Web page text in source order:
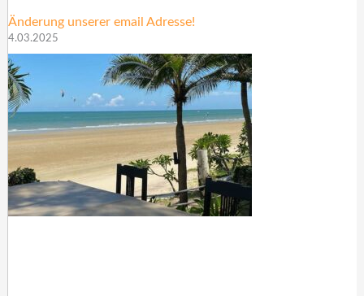
Änderung unserer email Adresse!
4.03.2025